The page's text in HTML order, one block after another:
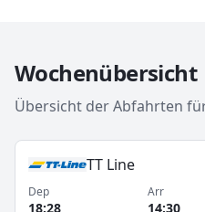
von Einrichtungen, die Ihre
komfortable Kabinen für
Restaurants, die von
Menüs alles bieten,
Lounges zum
finden an Bord
Wochenübersicht
Übersicht der Abfahrten
TT Line
Dep
18:28
Arr
14:30